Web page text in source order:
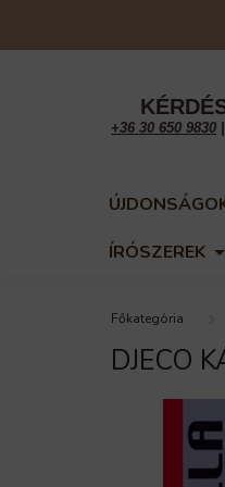
+36 30 650 9830
ÍRÓSZEREK
DJECO